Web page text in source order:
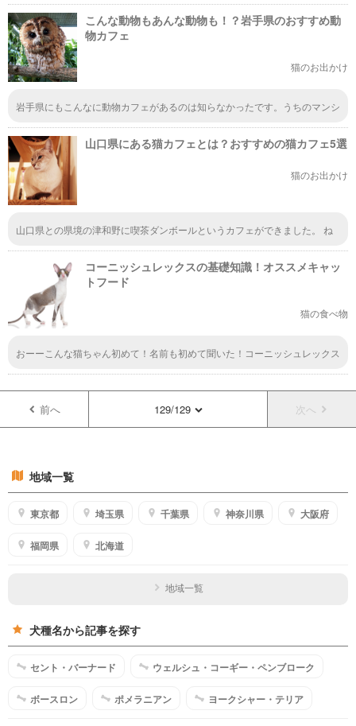
こんな動物もあんな動物も！？岩手県のおすすめ動
物カフェ
猫のお出かけ
岩手県にもこんなに動物カフェがあるのは知らなかったです。うちのマンシ
供を連れて行きたいです。ワンコOKのカフェには、人間だけで入れるのを
知らなかった。ワンちゃんいないけど、ランチに子供と利用してみても、動
物に慣れてくれるかな。
山口県にある猫カフェとは？おすすめの猫カフェ5選
猫のお出かけ
山口県との県境の津和野に喫茶ダンボールというカフェができました。 ね
ことができます。 ねこちゃんは12人中10人が茶トラで茶トラには珍しいｵﾝﾅ
ﾉｺが6人います。 他、サビっこのｵﾝﾅﾉｺが2人います。 個人宅で飼われてたね
こちゃんなんですが最近やっと人に慣れてきましたよ。
コーニッシュレックスの基礎知識！オススメキャッ
トフード
猫の食べ物
おーーこんな猫ちゃん初めて！名前も初めて聞いた！コーニッシュレックス
なんだぁ。まっすぐな毛の猫が多いから、この猫ちゃんは珍しいんじゃない
かな。
前へ 129/129 次へ
地域一覧
東京都 埼玉県 千葉県 神奈川県 大阪府
福岡県 北海道
地域一覧
犬種名から記事を探す
セント・バーナード ウェルシュ・コーギー・ペンブローク
ボースロン ポメラニアン ヨークシャー・テリア